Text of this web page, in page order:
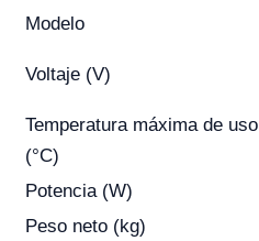
Modelo
Voltaje (V)
Temperatura máxima de uso
(°C)
Potencia (W)
Peso neto (kg)